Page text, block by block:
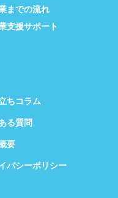
までの流れ
支援サポート
ちコラム
る質問
要
バシーポリシー